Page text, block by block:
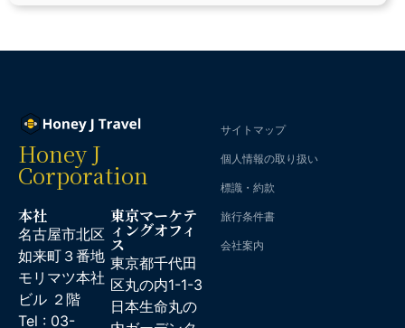
Honey J
Corporation
本社
名古屋市北区
如来町３番地
モリマツ本社
ビル ２階
Tel : 03-
東京マーケテ
ィングオフィ
ス
東京都千代田
区丸の内1-1-3
日本生命丸の
サイトマップ
個人情報の取り扱い
標識・約款
旅行条件書
会社案内